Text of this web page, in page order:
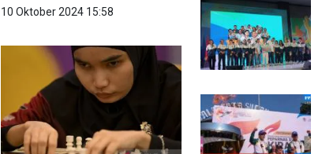
10 Oktober 2024 15:58